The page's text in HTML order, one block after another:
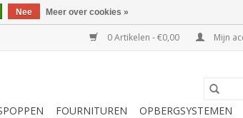
0 Artikelen - €0,00 Mijn
FOURNITUREN
OPBERGSYSTEMEN
Nee Meer over cookies »